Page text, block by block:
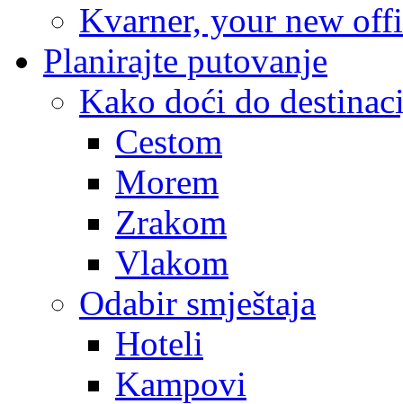
Kvarner, your new
Planirajte putovanje
Kako doći do
Cestom
Morem
Zrakom
Vlakom
Odabir smještaja
Hoteli
Kampovi